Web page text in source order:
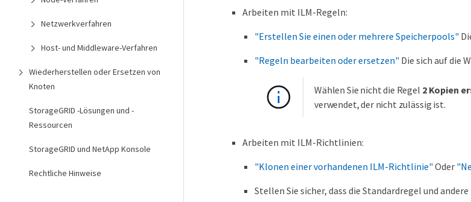
Netzwerkverfahren
Host- und Middleware-Verfahren
Wiederherstellen oder Ersetzen von
Knoten
StorageGRID -Lösungen und -
Ressourcen
StorageGRID und NetApp Konsole
Rechtliche Hinweise
Arbeiten mit ILM-Regeln:
"Erstellen Sie einen oder mehrere Speicherpools"
"Regeln bearbeiten oder ersetzen" Die sich auf die
Wählen Sie nicht die Regel 2 Kopien
verwendet, der nicht zulässig ist.
Arbeiten mit ILM-Richtlinien:
"Klonen einer vorhandenen ILM-Richtlinie" Oder
Stellen Sie sicher, dass die Standardregel und